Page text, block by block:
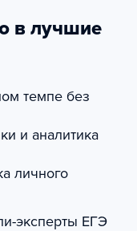
в лучшие
темпе без
и аналитика
личного
эксперты ЕГЭ